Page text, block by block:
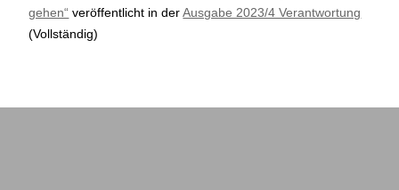
gehen“ veröffentlicht in derAusgabe 2023/4 Verantwortung
(Vollständig)